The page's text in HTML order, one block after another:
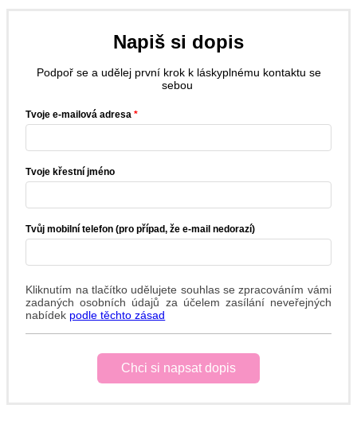
Napiš si dopis
Podpoř se a udělej první krok k láskyplnému kontaktu se
sebou
Tvoje e-mailová adresa
Tvoje křestní jméno
Tvůj mobilní telefon (pro případ, že e-mail nedorazí)
Kliknutím na tlačítko udělujete souhlas se zpracováním vámi
zadaných osobních údajů za účelem zasílání neveřejných
nabídek podle těchto zásad
Chci si napsat dopis